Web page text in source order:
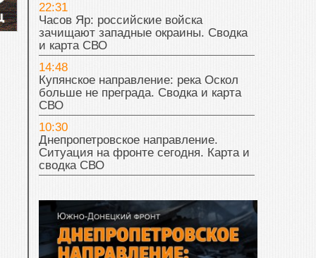
22:31
Часов Яр: российские войска
зачищают западные окраины. Сводка
и карта СВО
14:48
Купянское направление: река Оскол
больше не преграда. Сводка и карта
СВО
10:30
Днепропетровское направление.
Ситуация на фронте сегодня. Карта и
сводка СВО